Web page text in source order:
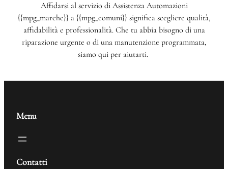
Affidarsi al servizio di Assistenza Automazioni
{{mpg_marche}} a {{mpg_comuni}} significa scegliere qualità,
affidabilità e professionalità. Che tu abbia bisogno di una
riparazione urgente o di una manutenzione programmata,
siamo qui per aiutarti.
Menu
Contatti